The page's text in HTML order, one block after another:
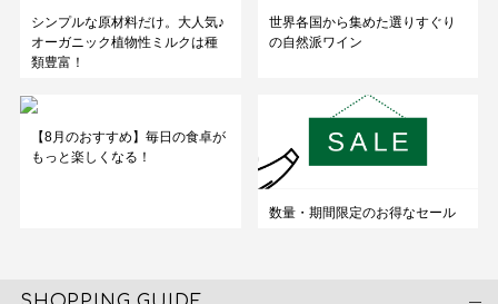
シンプルな原材料だけ。大人気♪
オーガニック植物性ミルクは種
類豊富！
世界各国から集めた選りすぐり
の自然派ワイン
【8月のおすすめ】毎日の食卓が
もっと楽しくなる！
数量・期間限定のお得なセール